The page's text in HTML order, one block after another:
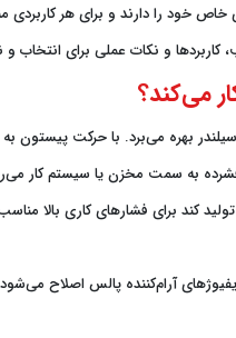
خود را دارند و برای هر کاربردی
و نکات عملی برای انتخاب
می‌کند؟
بهره می‌برد. با حرکت
به سمت مخزن یا سیستم کار
کند برای فشارهای کاری بالا
آرام‌کننده پالس اصلاح